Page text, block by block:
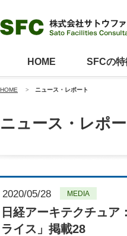
HOME SFCの
HOME > ニュース・レポート
ニュース・レポー
2020/05/28 MEDIA
日経アーキテクチュア
ライス」掲載28